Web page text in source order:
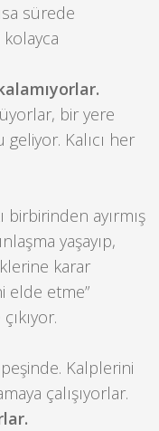
sürede
kolayca
bir yere
Kalıcı her
birbirinden ayırmış
yaşayıp,
karar
elde etme”
Kalplerini
çalışıyorlar.